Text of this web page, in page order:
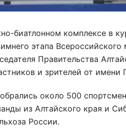
биатлонном комплексе в
этапа
Правительства
и зрителей от имени
около 500
из Алтайского края и
России.